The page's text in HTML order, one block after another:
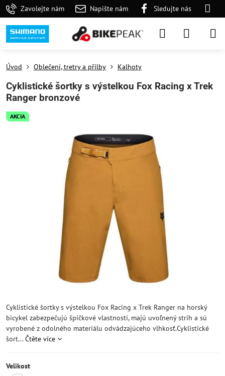
Zavolejte nám Napište nám Sledujte nás
AKCIA
Úvod Oblečení, tretry a přilby Kalhoty
Cyklistické šortky s výstelkou Fox Racing x Trek
Ranger bronzové
Cyklistické šortky s výstelkou Fox Racing x Trek Ranger na horský
bicykel zabezpečujú špičkové vlastnosti, majú uvoľnený strih a sú
vyrobené z odolného materiálu odvádzajúceho vlhkosť.Cyklistické
šort...Čtěte více
Velikost